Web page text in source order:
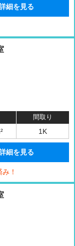
細を見る
間取り
1K
細を見る
！